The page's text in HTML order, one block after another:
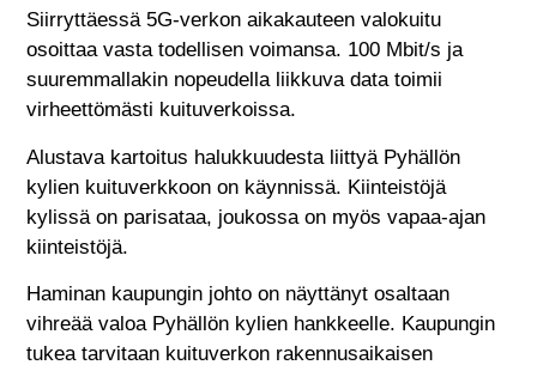
Siirryttäessä 5G-verkon aikakauteen valokuitu
osoittaa vasta todellisen voimansa. 100 Mbit/s ja
suuremmallakin nopeudella liikkuva data toimii
virheettömästi kuituverkoissa.
Alustava kartoitus halukkuudesta liittyä Pyhällön
kylien kuituverkkoon on käynnissä. Kiinteistöjä
kylissä on parisataa, joukossa on myös vapaa-ajan
kiinteistöjä.
Haminan kaupungin johto on näyttänyt osaltaan
vihreää valoa Pyhällön kylien hankkeelle. Kaupungin
tukea tarvitaan kuituverkon rakennusaikaisen